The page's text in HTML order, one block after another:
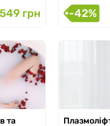
549 грн -42%
та